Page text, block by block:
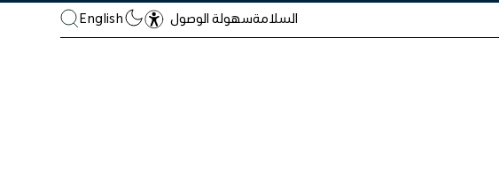
السلامةسهولة الوصول English